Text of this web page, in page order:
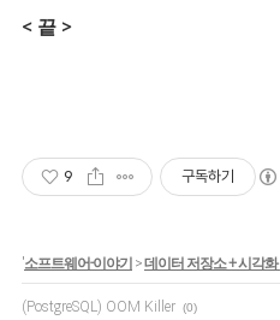
< 끝 >
9 구독하기
'소프트웨어-이야기 >데이터 저장소 + 시각화
(PostgreSQL) OOM Killer (0)